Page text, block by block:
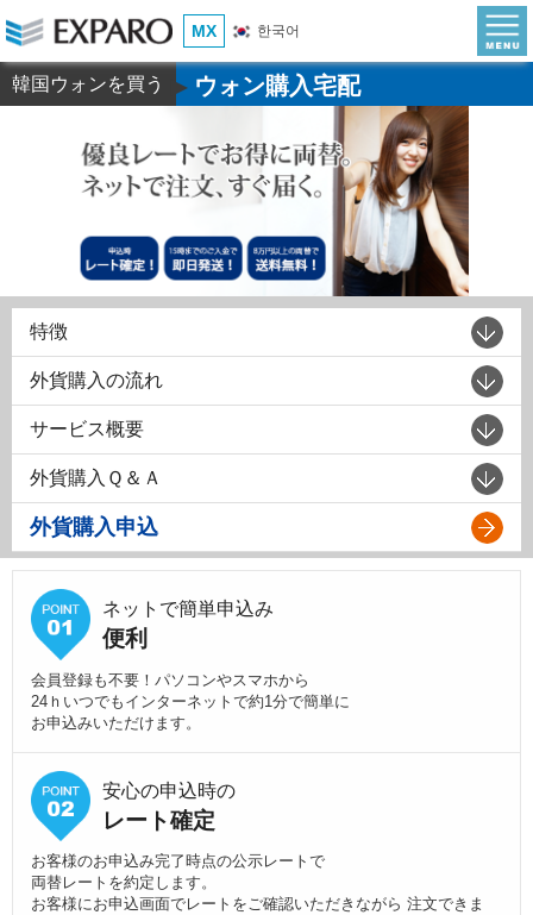
MX 한국어
韓国ウォンを買う ▶ウォン購入宅配
特徴
外貨購入の流れ
サービス概要
外貨購入Ｑ＆Ａ
外貨購入申込
ネットで簡単申込み
便利
会員登録も不要！パソコンやスマホから
24ｈいつでもインターネットで約1分で簡単に
お申込みいただけます。
安心の申込時の
レート確定
お客様のお申込み完了時点の公示レートで
両替レートを約定します。
お客様にお申込画面でレートをご確認いただきながら 注文できま